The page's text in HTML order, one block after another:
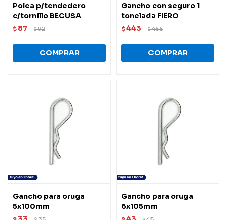
Polea p/tendedero
c/tornillo BECUSA
$ 87 $92
Gancho con seguro 1
tonelada FIERO
$443 $466
Gancho para oruga
5x100mm
Gancho para oruga
6x105mm